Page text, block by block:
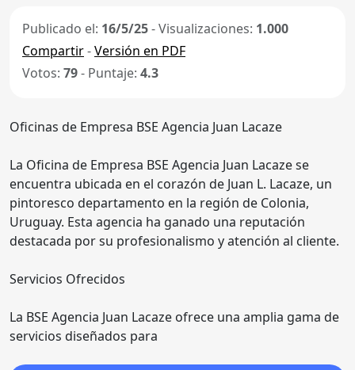
Publicado el: 16/5/25- Visualizaciones: 1.000
Compartir-Versión en PDF
Votos: 79- Puntaje: 4.3
Oficinas de Empresa BSE Agencia Juan Lacaze
La Oficina de Empresa BSE Agencia Juan Lacaze se
encuentra ubicada en el corazón de Juan L. Lacaze, un
pintoresco departamento en la región de Colonia,
Uruguay. Esta agencia ha ganado una reputación
destacada por su profesionalismo y atención al cliente.
Servicios Ofrecidos
La BSE Agencia Juan Lacaze ofrece una amplia gama de
servicios diseñados para